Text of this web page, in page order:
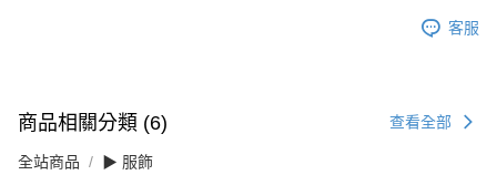
客服
商品相關分類 (6) 查看全部
全站商品 ▶ 服飾